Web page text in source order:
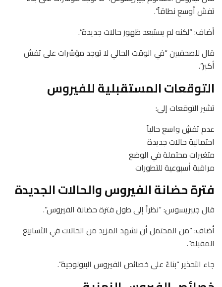
تفش أوسع نطاقاً”.
أضاف: “لكنه لم يستبعد ظهور حالات جديدة”.
قال للصحفيين “في الوقت الحالي لا توجد مؤشرات على تفش
أكبر”.
التوقعات المستقبلية للفيروس
تشير التوقعات إلى:
عدم تفشٍ واسع حالياً
احتمالية حالات جديدة
متغيرات محتملة في الوضع
مراقبة أسبوعية للتطورات
فترة حضانة الفيروس والحالات الجديدة
قال جيبريسوس: “نظراً إلى طول فترة حضانة الفيروس”.
أضاف: “من المحتمل أن نشهد المزيد من الحالات في الأسابيع
المقبلة”.
جاء التحذير “بناءً على خصائص الفيروس البيولوجية”.